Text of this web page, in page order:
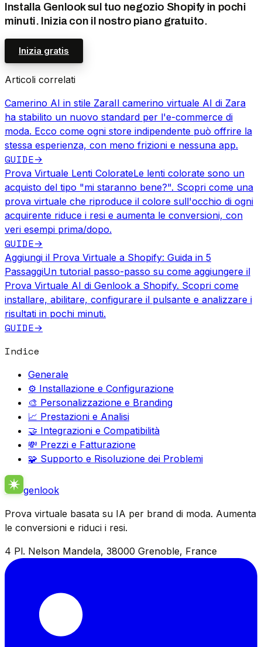
Installa Genlook sul tuo negozio Shopify in pochi
minuti. Inizia con il nostro piano gratuito.
Inizia gratis
Articoli correlati
Camerino AI in stile ZaraIl camerino virtuale AI di Zara
ha stabilito un nuovo standard per l'e-commerce di
moda. Ecco come ogni store indipendente può offrire la
stessa esperienza, con meno frizioni e nessuna app.
GUIDE→
Prova Virtuale Lenti ColorateLe lenti colorate sono un
acquisto del tipo "mi staranno bene?". Scopri come una
prova virtuale che riproduce il colore sull'occhio di ogni
acquirente riduce i resi e aumenta le conversioni, con
veri esempi prima/dopo.
GUIDE→
Aggiungi il Prova Virtuale a Shopify: Guida in 5
PassaggiUn tutorial passo-passo su come aggiungere il
Prova Virtuale AI di Genlook a Shopify. Scopri come
installare, abilitare, configurare il pulsante e analizzare i
risultati in pochi minuti.
GUIDE→
Indice
Generale
⚙️ Installazione e Configurazione
🎨 Personalizzazione e Branding
📈 Prestazioni e Analisi
🤝 Integrazioni e Compatibilità
💸 Prezzi e Fatturazione
🧩 Supporto e Risoluzione dei Problemi
genlook
Prova virtuale basata su IA per brand di moda. Aumenta
le conversioni e riduci i resi.
4 Pl. Nelson Mandela, 38000 Grenoble, France